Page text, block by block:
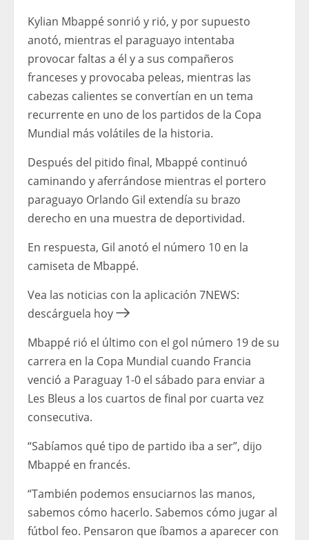
Kylian Mbappé sonrió y rió, y por supuesto
anotó, mientras el paraguayo intentaba
provocar faltas a él y a sus compañeros
franceses y provocaba peleas, mientras las
cabezas calientes se convertían en un tema
recurrente en uno de los partidos de la Copa
Mundial más volátiles de la historia.
Después del pitido final, Mbappé continuó
caminando y aferrándose mientras el portero
paraguayo Orlando Gil extendía su brazo
derecho en una muestra de deportividad.
En respuesta, Gil anotó el número 10 en la
camiseta de Mbappé.
Vea las noticias con la aplicación 7NEWS:
descárguela hoy
Mbappé rió el último con el gol número 19 de su
carrera en la Copa Mundial cuando Francia
venció a Paraguay 1-0 el sábado para enviar a
Les Bleus a los cuartos de final por cuarta vez
consecutiva.
“Sabíamos qué tipo de partido iba a ser”, dijo
Mbappé en francés.
“También podemos ensuciarnos las manos,
sabemos cómo hacerlo. Sabemos cómo jugar al
fútbol feo. Pensaron que íbamos a aparecer con